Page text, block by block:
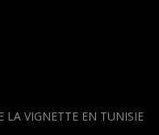
LA VIGNETTE EN TUNISIE